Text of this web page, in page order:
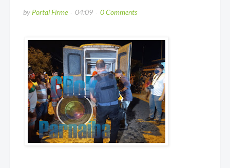
byPortal Firme 04:09 0 Comments